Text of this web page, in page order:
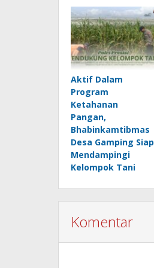
Aktif Dalam
Program
Ketahanan
Pangan,
Bhabinkamtibmas
Desa Gamping Siap
Mendampingi
Kelompok Tani
Komentar